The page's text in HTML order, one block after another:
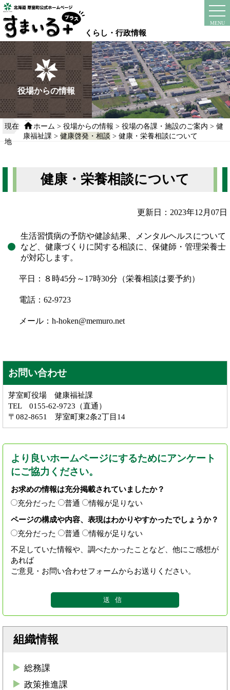
本
文
へ
移
動
る
くらし・行政情報
MENU
instagram
役場からの情報
現在
地
ホーム >役場からの情報 >役場の各課・施設のご案内 >健
康福祉課 >健康啓発・相談 > 健康・栄養相談について
健康・栄養相談について
更新日：2023年12月07日
生活習慣病の予防や健診結果、メンタルヘルスについて
など、健康づくりに関する相談に、保健師・管理栄養士
が対応します。
平日：８時45分～17時30分（栄養相談は要予約）
電話：62-9723
メール：h-hoken@memuro.net
お問い合わせ
芽室町役場 健康福祉課
TEL 0155-62-9723（直通）
〒082-8651 芽室町東2条2丁目14
より良いホームページにするためにアンケート
にご協力ください。
お求めの情報は充分掲載されていましたか？
充分だった
普通
情報が足りない
ページの構成や内容、表現はわかりやすかったでしょうか？
充分だった
普通
情報が足りない
不足していた情報や、調べたかったことなど、他にご感想が
あれば
ご意見・お問い合わせフォームからお送りください。
組織情報
総務課
政策推進課